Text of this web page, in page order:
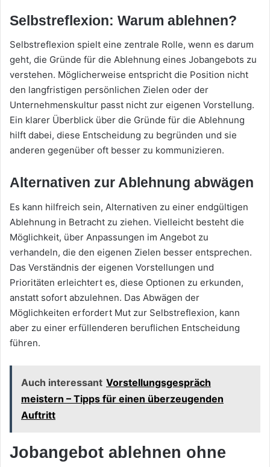
Selbstreflexion: Warum ablehnen?
Selbstreflexion spielt eine zentrale Rolle, wenn es darum
geht, die Gründe für die Ablehnung eines Jobangebots zu
verstehen. Möglicherweise entspricht die Position nicht
den langfristigen persönlichen Zielen oder der
Unternehmenskultur passt nicht zur eigenen Vorstellung.
Ein klarer Überblick über die Gründe für die Ablehnung
hilft dabei, diese Entscheidung zu begründen und sie
anderen gegenüber oft besser zu kommunizieren.
Alternativen zur Ablehnung abwägen
Es kann hilfreich sein, Alternativen zu einer endgültigen
Ablehnung in Betracht zu ziehen. Vielleicht besteht die
Möglichkeit, über Anpassungen im Angebot zu
verhandeln, die den eigenen Zielen besser entsprechen.
Das Verständnis der eigenen Vorstellungen und
Prioritäten erleichtert es, diese Optionen zu erkunden,
anstatt sofort abzulehnen. Das Abwägen der
Möglichkeiten erfordert Mut zur Selbstreflexion, kann
aber zu einer erfüllenderen beruflichen Entscheidung
führen.
Auch interessant Vorstellungsgespräch
meistern – Tipps für einen überzeugenden
Auftritt
Jobangebot ablehnen ohne